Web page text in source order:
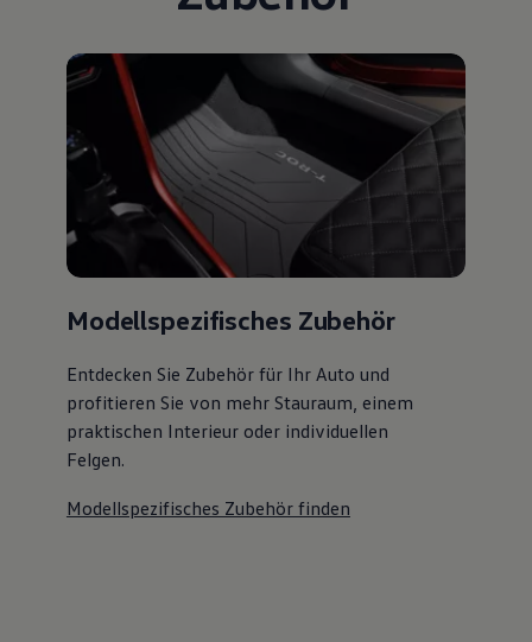
Modellspezifisches Zubehör
Entdecken Sie Zubehör für Ihr Auto und
profitieren Sie von mehr Stauraum, einem
praktischen Interieur oder individuellen
Felgen.
Modellspezifisches Zubehör finden